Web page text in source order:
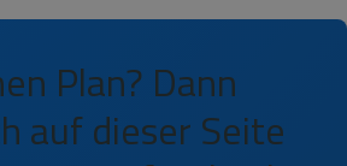
Plan? Dann
auf dieser Seite